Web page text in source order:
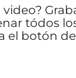
tódos
el botón